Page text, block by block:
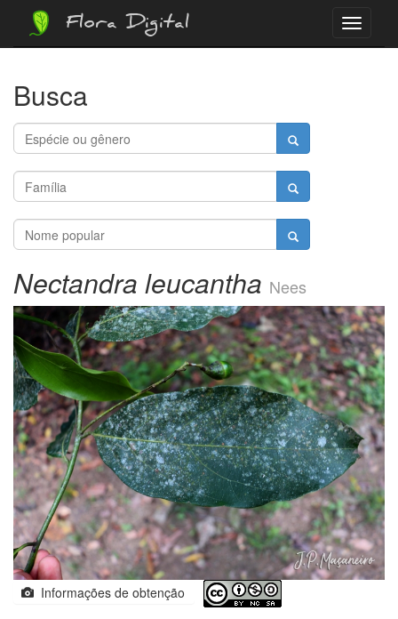
Menu
Flora Digital
Busca
Nectandra leucantha Nees
Informações de obtenção